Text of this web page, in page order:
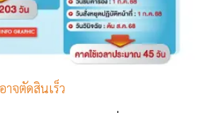
จตัดสินเร็ว